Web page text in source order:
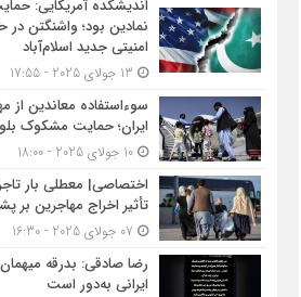
اندیشکده آمریکایی:
نمادین بود؛ واشنگتن
امنیتی جدید اسلام‌آباد
سوءاستفاده معاندین از
ایران؛ حمایت مشکوک
10 جولای 2025 - 18:00
اختصاصی| معطلی بار
تأثیر اخراج مهاجرین بر
رضا صادقی: بدرقه
ایرانی به‌دور است